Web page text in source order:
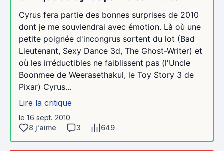
Cyrus fera partie des bonnes surprises de 2010
dont je me souviendrai avec émotion. Là où une
petite poignée d'incongrus sortent du lot (Bad
Lieutenant, Sexy Dance 3d, The Ghost-Writer) et
où les irréductibles ne faiblissent pas (l'Uncle
Boonmee de Weerasethakul, le Toy Story 3 de
Pixar) Cyrus...
Lire la critique
le 16 sept. 2010
8 j'aime
3 649